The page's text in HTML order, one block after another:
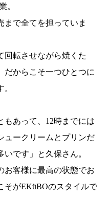
。
まで全てを担っていま
回転させながら焼くた
だからこそ一つひとつに
もあって、12時までには
ュークリームとプリンだ
です」と久保さん。
お客様に最高の状態でお
がEKüBOのスタイルで